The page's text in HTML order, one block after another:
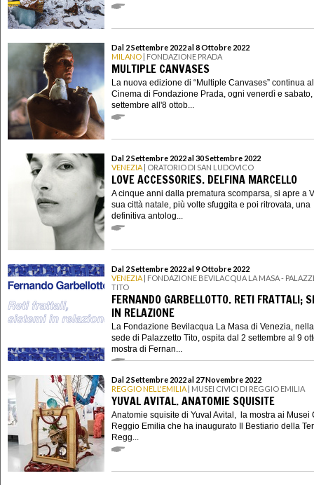
Dal 2 Settembre 2022 al 8 Ottobre 2022
MILANO | FONDAZIONE PRADA
MULTIPLE CANVASES
La nuova edizione di “Multiple Canvases” continua al
Cinema di Fondazione Prada, ogni venerdì e
settembre all'8 ottob...
Dal 2 Settembre 2022 al 30 Settembre 2022
VENEZIA | ORATORIO DI SAN LUDOVICO
LOVE ACCESSORIES. DELFINA MARCELLO
A cinque anni dalla prematura scomparsa, si apre a
sua città natale, più volte sfuggita e poi ritrovata, una
definitiva antolog...
Dal 2 Settembre 2022 al 9 Ottobre 2022
VENEZIA | FONDAZIONE BEVILACQUA LA MASA -
TITO
FERNANDO GARBELLOTTO. RETI FRATTALI;
IN RELAZIONE
La Fondazione Bevilacqua La Masa di Venezia,
sede di Palazzetto Tito, ospita dal 2 settembre al 9
mostra di Fernan...
Dal 2 Settembre 2022 al 27 Novembre 2022
REGGIO NELL'EMILIA | MUSEI CIVICI DI REGGIO EMILIA
YUVAL AVITAL. ANATOMIE SQUISITE
Anatomie squisite di Yuval Avital, la mostra ai Musei
Reggio Emilia che ha inaugurato Il Bestiario della
Regg...